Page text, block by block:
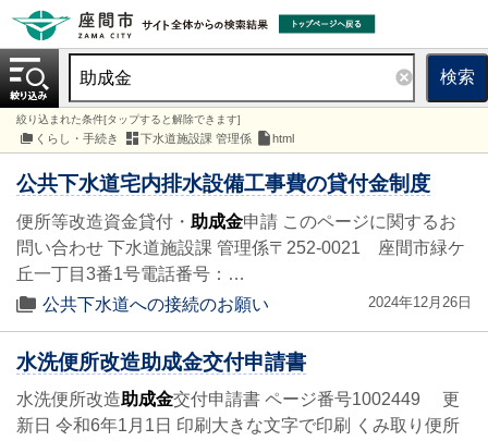
検索
絞り込まれた条件[タップすると解除できます]
くらし・手続き 下水道施設課 管理係 html
公共下水道宅内排水設備工事費の貸付金制度
便所等改造資金貸付・ 助成金申請 このページに関するお
問い合わせ 下水道施設課 管理係〒252-0021 座間市緑ケ
丘一丁目3番1号電話番号：…
公共下水道への接続のお願い
2024年12月26日
水洗便所改造助成金交付申請書
水洗便所改造助成金交付申請書 ページ番号1002449 更
新日 令和6年1月1日 印刷大きな文字で印刷 くみ取り便所